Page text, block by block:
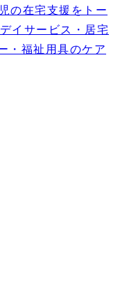
の在宅支援をトー
イサービス・居宅
・福祉用具のケア